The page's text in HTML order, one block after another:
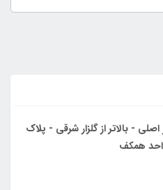
- بالاتر از گلزار شرقی - پلاک